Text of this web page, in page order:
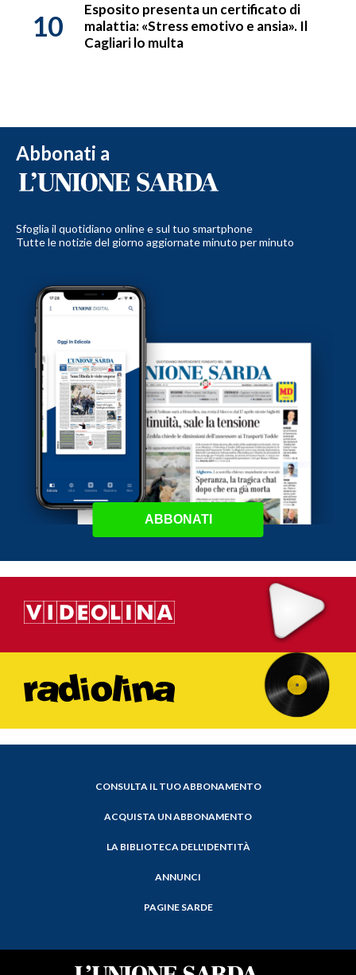
10
Esposito presenta un certificato di
malattia: «Stress emotivo e ansia». Il
Cagliari lo multa
Abbonati a
Sfoglia il quotidiano online e sul tuo smartphone
Tutte le notizie del giorno aggiornate minuto per minuto
ABBONATI
CONSULTA IL TUO ABBONAMENTO
ACQUISTA UN ABBONAMENTO
LA BIBLIOTECA DELL'IDENTITÀ
ANNUNCI
PAGINE SARDE